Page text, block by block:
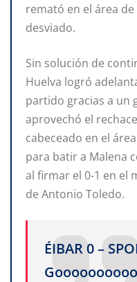
remató en el área
desviado.
Sin solución de
Huelva logró
partido gracias a un
aprovechó el
cabeceado en el
para batir a Malena
al firmar el 0-1 en el
de Antonio Toledo.
ÉIBAR 0 –